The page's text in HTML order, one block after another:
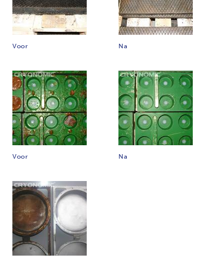
Voor Na
Voor Na